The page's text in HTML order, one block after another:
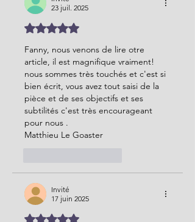
23 juil. 2025
Noté 5 étoiles sur 5.
Fanny, nous venons de lire otre
article, il est magnifique vraiment!
nous sommes très touchés et c'est si
bien écrit, vous avez tout saisi de la
pièce et de ses objectifs et ses
subtilités c'est très encourageant
pour nous .
Matthieu Le Goaster
Invité
17 juin 2025
Noté 5 étoiles sur 5.